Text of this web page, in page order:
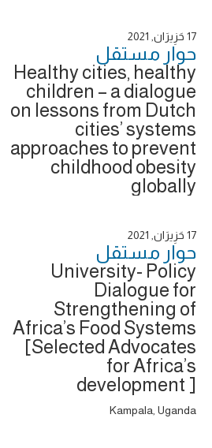
17 حَزِيرَان, 2021
حوار ‎مستقل
Healthy cities, healthy
children – a dialogue
on lessons from Dutch
cities’ systems
approaches to prevent
childhood obesity
globally
17 حَزِيرَان, 2021
حوار ‎مستقل
University- Policy
Dialogue for
Strengthening of
Africa’s Food Systems
[Selected Advocates
for Africa’s
development ]
Kampala, Uganda